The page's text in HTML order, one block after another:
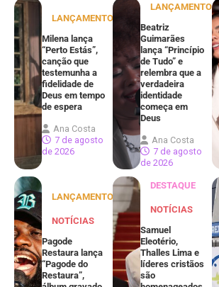
LANÇAMENTOS
Milena lança
“Perto Estás”,
canção que
testemunha a
fidelidade de
Deus em tempo
de espera
Ana Costa
7 de agosto
de 2026
LANÇAMENTOS
Beatriz
Guimarães
lança “Princípio
de Tudo” e
relembra que a
verdadeira
identidade
começa em
Deus
Ana Costa
7 de agosto
de 2026
LANÇAMENTOS
NOTÍCIAS
Pagode
Restaura lança
“Pagode do
Restaura”,
DESTAQUE
NOTÍCIAS
Samuel
Eleotério,
Thalles Lima e
líderes cristãos
são